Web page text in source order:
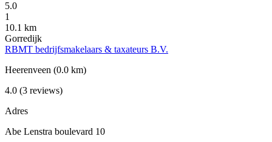
5.0
1
10.1 km
Gorredijk
RBMT bedrijfsmakelaars & taxateurs B.V.
Heerenveen (0.0 km)
4.0 (3 reviews)
Adres
Abe Lenstra boulevard 10